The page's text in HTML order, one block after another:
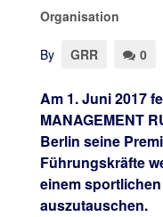
Organisation
By GRR 0
Am 1. Juni 2017
MANAGEMENT
Berlin seine
Führungskräfte
einem
auszutauschen.